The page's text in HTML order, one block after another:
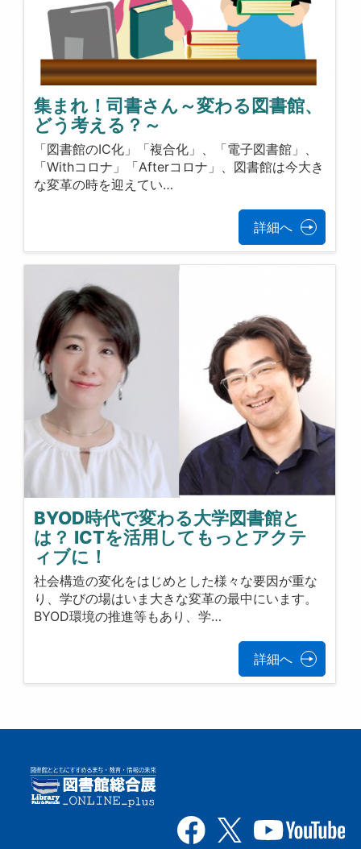
集まれ！司書さん～変わる図書館、
どう考える？～
「図書館のIC化」「複合化」、「電子図書館」、
「Withコロナ」「Afterコロナ」、図書館は今大き
な変革の時を迎えてい…
詳細へ
BYOD時代で変わる大学図書館と
は？ ICTを活用してもっとアクテ
ィブに！
社会構造の変化をはじめとした様々な要因が重な
り、学びの場はいま大きな変革の最中にいます。
BYOD環境の推進等もあり、学…
詳細へ